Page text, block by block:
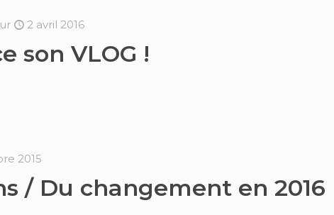
2 avril 2016
son VLOG !
2015
/ Du changement en 2016